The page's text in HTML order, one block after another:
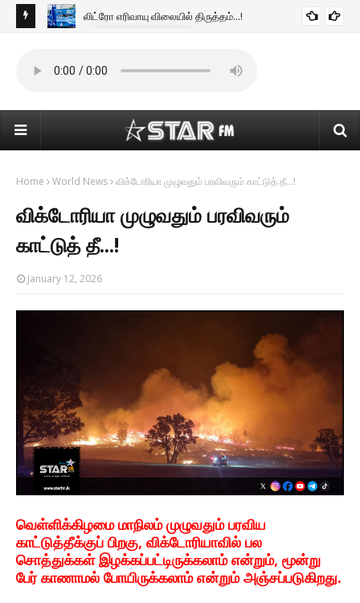
லிட்ரோ எரிவாயு விலையில் திருத்தம்...!
Home World News விக்டோரியா முழுவதும் பரவிவரும் காட்டுத் தீ...!
விக்டோரியா முழுவதும் பரவிவரும்
காட்டுத் தீ...!
January 12, 2026
வெள்ளிக்கிழமை மாநிலம் முழுவதும் பரவிய
காட்டுத்தீக்குப் பிறகு, விக்டோரியாவில் பல
சொத்துக்கள் இழக்கப்பட்டிருக்கலாம் என்றும், மூன்று
பேர் காணாமல் போயிருக்கலாம் என்றும் அஞ்சப்படுகிறது.